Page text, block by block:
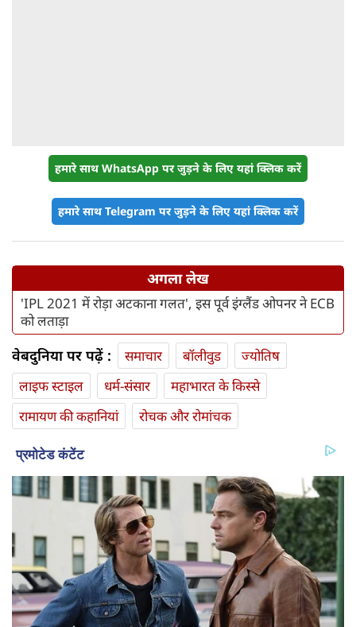
हमारे साथ WhatsApp पर जुड़ने के लिए यहां क्लिक करें
हमारे साथ Telegram पर जुड़ने के लिए यहां क्लिक करें
अगला लेख
'IPL 2021 में रोड़ा अटकाना गलत', इस पूर्व इंग्लैंड ओपनर ने ECB
को लताड़ा
वेबदुनिया पर पढ़ें : समाचार बॉलीवुड
ज्योतिष
लाइफ स्‍टाइल
धर्म-संसार
महाभारत के किस्से
रामायण की कहानियां
रोचक और रोमांचक